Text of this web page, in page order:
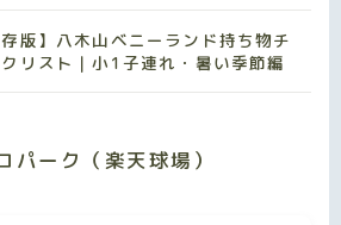
存版】八木山ベニーランド持ち物チ
リスト｜小1子連れ・暑い季節編
パーク（楽天球場）